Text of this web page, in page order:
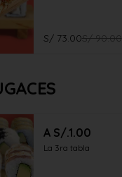
S/ 73.00S/ 90.00
A S/.1.00
La 3ra tabla